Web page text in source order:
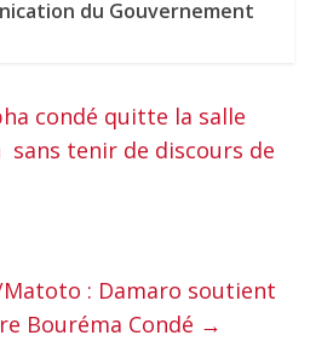
du Gouvernement
condé quitte la salle
tenir de discours de
: Damaro soutient
Bouréma Condé →